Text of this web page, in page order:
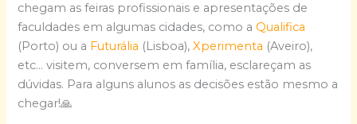
chegam as feiras profissionais e apresentações de
faculdades em algumas cidades, como a Qualifica
(Porto) ou a Futurália (Lisboa), Xperimenta (Aveiro),
etc… visitem, conversem em família, esclareçam as
dúvidas. Para alguns alunos as decisões estão mesmo a
chegar!🙏